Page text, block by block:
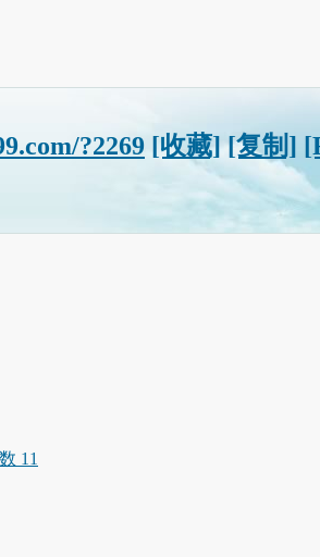
?2269 [收藏] [复制]
11